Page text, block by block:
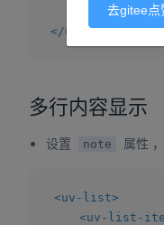
uv-list-
</uv-list>
多行内容显示
设置 note 属性
<uv-list>
<uv-list-
去gitee点